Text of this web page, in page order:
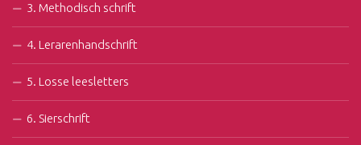
3. Methodisch schrift
4. Lerarenhandschrift
5. Losse leesletters
6. Sierschrift